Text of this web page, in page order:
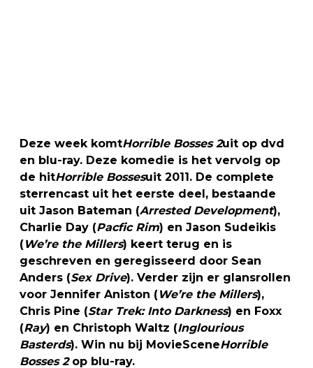
Deze week komtHorrible Bosses 2uit op dvd
en blu-ray. Deze komedie is het vervolg op
de hitHorrible Bossesuit 2011. De complete
sterrencast uit het eerste deel, bestaande
uit Jason Bateman (Arrested Development),
Charlie Day (Pacfic Rim) en Jason Sudeikis
(We’re the Millers) keert terug en is
geschreven en geregisseerd door Sean
Anders (Sex Drive). Verder zijn er glansrollen
voor Jennifer Aniston (We’re the Millers),
Chris Pine (Star Trek: Into Darkness) en Foxx
(Ray) en Christoph Waltz (Inglourious
Basterds). Win nu bij MovieSceneHorrible
Bosses 2 op blu-ray.